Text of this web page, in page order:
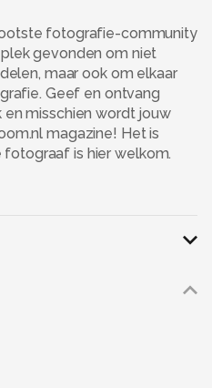
fotografie-community
gevonden om niet
maar ook om elkaar
Geef en ontvang
misschien wordt jouw
magazine! Het is
is hier welkom.